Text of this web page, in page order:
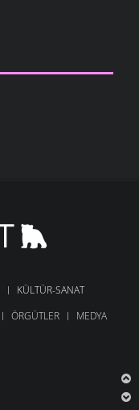
KÜLTÜR-SANAT
ÖRGÜTLER MEDYA